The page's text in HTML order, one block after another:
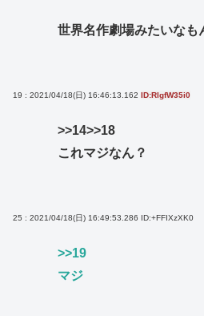
世界名作劇場みたいなも
19 : 2021/04/18(日) 16:46:13.162 ID:RlgfW35i0
>>14>>18
これマジなん？
25 : 2021/04/18(日) 16:49:53.286 ID:+FFIXzXK0
>>19
マジ